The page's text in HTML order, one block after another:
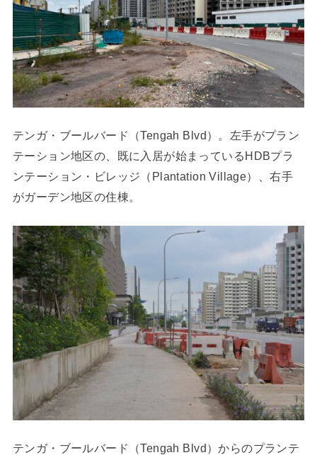
テンガ・ブールバード（Tengah Blvd）。左手がプラン
テーション地区の、既に入居が始まっているHDBプラ
ンテーション・ビレッジ（Plantation Village）、右手
がガーデン地区の住棟。
テンガ・ブールバード（Tengah Blvd）からのプランテ